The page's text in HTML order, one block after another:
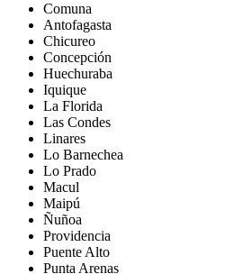
Comuna
Antofagasta
Chicureo
Concepción
Huechuraba
Iquique
La Florida
Las Condes
Linares
Lo Barnechea
Lo Prado
Macul
Maipú
Ñuñoa
Providencia
Puente Alto
Punta Arenas